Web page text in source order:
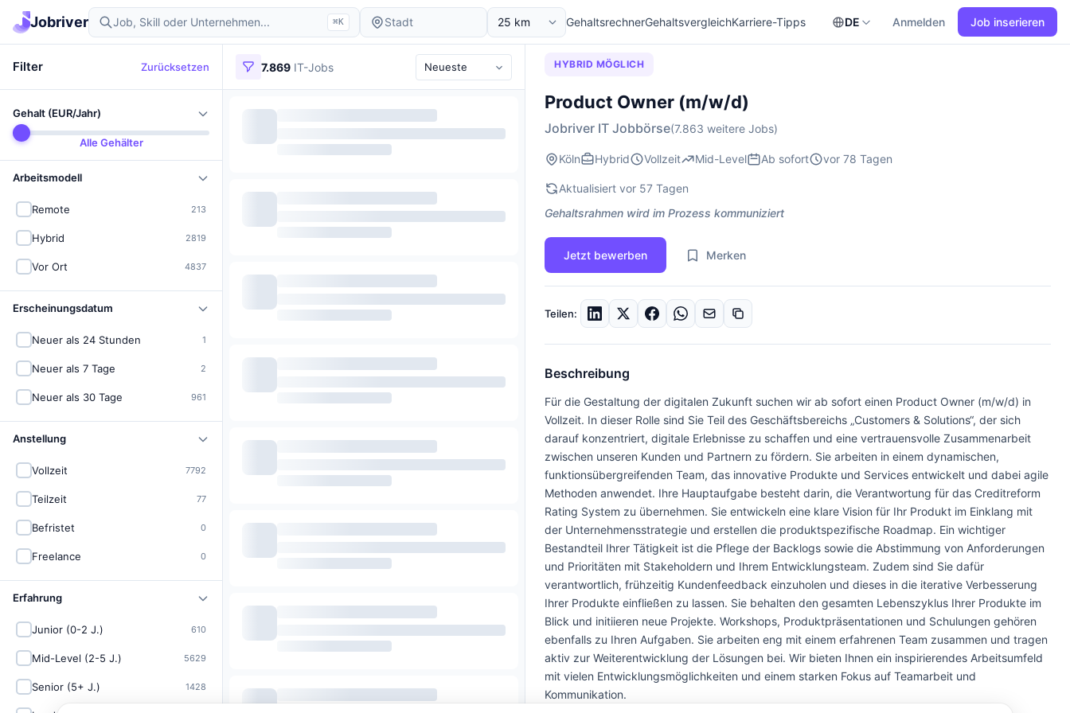
Jobriver ⌘K GehaltsrechnerGehaltsvergleichKarriere-Tipps DE Anmelden Job inserieren
Filter Zurücksetzen
Gehalt (EUR/Jahr)
Alle Gehälter
Arbeitsmodell
Remote 213
Hybrid 2819
Vor Ort 4837
Erscheinungsdatum
Neuer als 24 Stunden 1
Neuer als 7 Tage 2
Neuer als 30 Tage 961
Anstellung
Vollzeit 7792
Teilzeit 77
Befristet 0
Freelance 0
Erfahrung
Junior (0-2 J.) 610
Mid-Level (2-5 J.) 5629
Senior (5+ J.) 1428
7.869 IT-Jobs HYBRID MÖGLICH
Product Owner (m/w/d)
Jobriver IT Jobbörse(7.863 weitere Jobs)
Köln Hybrid Vollzeit Mid-Level Ab sofort vor 78 Tagen
Aktualisiert vor 57 Tagen
Gehaltsrahmen wird im Prozess kommuniziert
Jetzt bewerben Merken
Teilen:
Beschreibung
Für die Gestaltung der digitalen Zukunft suchen wir ab sofort einen Product Owner (m/w/d) in
Vollzeit. In dieser Rolle sind Sie Teil des Geschäftsbereichs „Customers & Solutions“, der sich
darauf konzentriert, digitale Erlebnisse zu schaffen und eine vertrauensvolle Zusammenarbeit
zwischen unseren Kunden und Partnern zu fördern. Sie arbeiten in einem dynamischen,
funktionsübergreifenden Team, das innovative Produkte und Services entwickelt und dabei agile
Methoden anwendet. Ihre Hauptaufgabe besteht darin, die Verantwortung für das Creditreform
Rating System zu übernehmen. Sie entwickeln eine klare Vision für Ihr Produkt im Einklang mit
der Unternehmensstrategie und erstellen die produktspezifische Roadmap. Ein wichtiger
Bestandteil Ihrer Tätigkeit ist die Pflege der Backlogs sowie die Abstimmung von Anforderungen
und Prioritäten mit Stakeholdern und Ihrem Entwicklungsteam. Zudem sind Sie dafür
verantwortlich, frühzeitig Kundenfeedback einzuholen und dieses in die iterative Verbesserung
Ihrer Produkte einfließen zu lassen. Sie behalten den gesamten Lebenszyklus Ihrer Produkte im
Blick und initiieren neue Projekte. Workshops, Produktpräsentationen und Schulungen gehören
ebenfalls zu Ihren Aufgaben. Sie arbeiten eng mit einem erfahrenen Team zusammen und tragen
aktiv zur Weiterentwicklung der Lösungen bei. Wir bieten Ihnen ein inspirierendes Arbeitsumfeld
mit vielen Entwicklungsmöglichkeiten und einem starken Fokus auf Teamarbeit und
Kommunikation.